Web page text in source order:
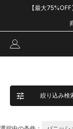
【最大
絞り込み検